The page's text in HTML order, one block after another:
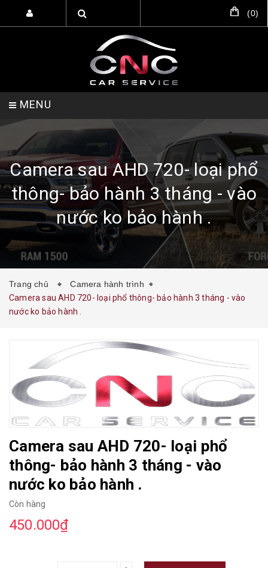
(0)
MENU
TRANG CHỦ DỊCH VỤ SẢN PHẨM
HỖ TRỢ SETUP GARA LIÊN HỆ
Camera sau AHD 720- loại phổ
thông- bảo hành 3 tháng - vào
nước ko bảo hành .
Trang chủ
Camera hành trình
Camera sau AHD 720- loại phổ thông- bảo hành 3 tháng - vào
nước ko bảo hành .
Camera sau AHD 720- loại phổ
thông- bảo hành 3 tháng - vào
nước ko bảo hành .
Còn hàng
450.000₫